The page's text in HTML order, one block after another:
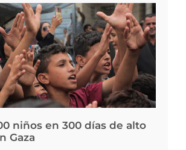
niños en 300 días de alto
Gaza